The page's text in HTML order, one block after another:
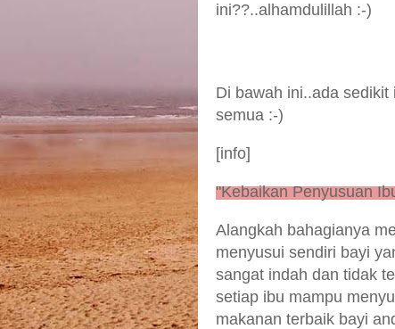
ini??..alhamdulillah :-)
Di bawah ini..ada
semua :-)
[info]
"Kebaikan Penyusuan
Alangkah bahagianya
menyusui sendiri bayi
sangat indah dan tidak
setiap ibu mampu
makanan terbaik bayi